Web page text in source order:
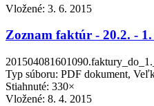
Vložené: 3. 6. 2015
Zoznam faktúr - 20.2. - 1.
Typ súboru: PDF dokument,
Stiahnuté: 330×
Vložené: 8. 4. 2015